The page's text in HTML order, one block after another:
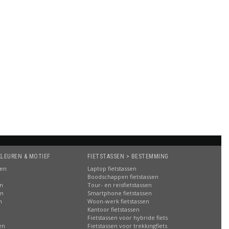
& MOTIEF FIETSTASSEN > BESTEMMING
Laptop fietstassen
Boodschappen fietstassen
Tour- en reisfietstassen
Smartphone fietstassen
Woon-werk fietstassen
Kantoor fietstassen
Fietstassen voor hybride fiets
Fietstassen voor trekkingfiets